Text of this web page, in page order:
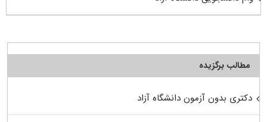
مطالب برگزیده
دکتری بدون آزمون دانشگاه آزاد